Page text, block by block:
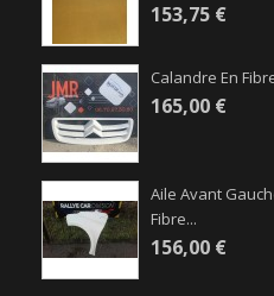
153,75 €
Calandre En
165,00 €
Aile Avant
Fibre...
156,00 €